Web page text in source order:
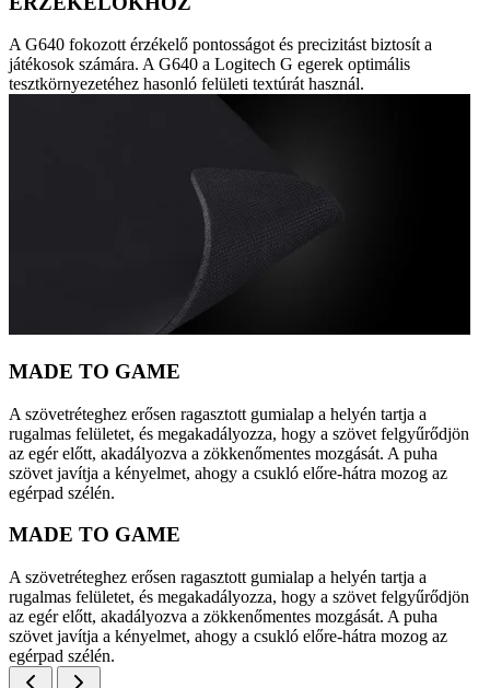
A G640 fokozott érzékelő pontosságot és precizitást biztosít a
játékosok számára. A G640 a Logitech G egerek optimális
tesztkörnyezetéhez hasonló felületi textúrát használ.
MADE TO GAME
A szövetréteghez erősen ragasztott gumialap a helyén tartja a
rugalmas felületet, és megakadályozza, hogy a szövet felgyűrődjön
az egér előtt, akadályozva a zökkenőmentes mozgását. A puha
szövet javítja a kényelmet, ahogy a csukló előre-hátra mozog az
egérpad szélén.
MADE TO GAME
A szövetréteghez erősen ragasztott gumialap a helyén tartja a
rugalmas felületet, és megakadályozza, hogy a szövet felgyűrődjön
az egér előtt, akadályozva a zökkenőmentes mozgását. A puha
szövet javítja a kényelmet, ahogy a csukló előre-hátra mozog az
egérpad szélén.